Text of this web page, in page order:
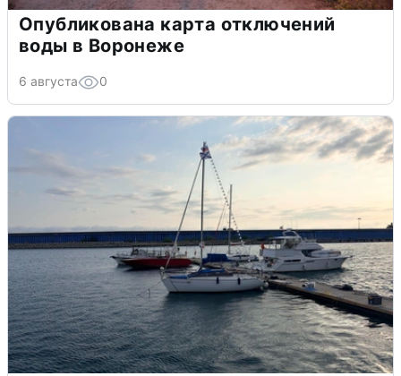
Опубликована карта отключений
воды в Воронеже
6 августа 0